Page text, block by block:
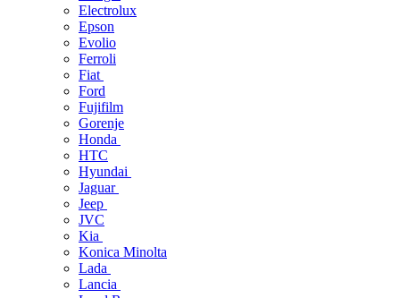
Electrolux
Epson
Evolio
Ferroli
Fiat
Ford
Fujifilm
Gorenje
Honda
HTC
Hyundai
Jaguar
Jeep
JVC
Kia
Konica Minolta
Lada
Lancia